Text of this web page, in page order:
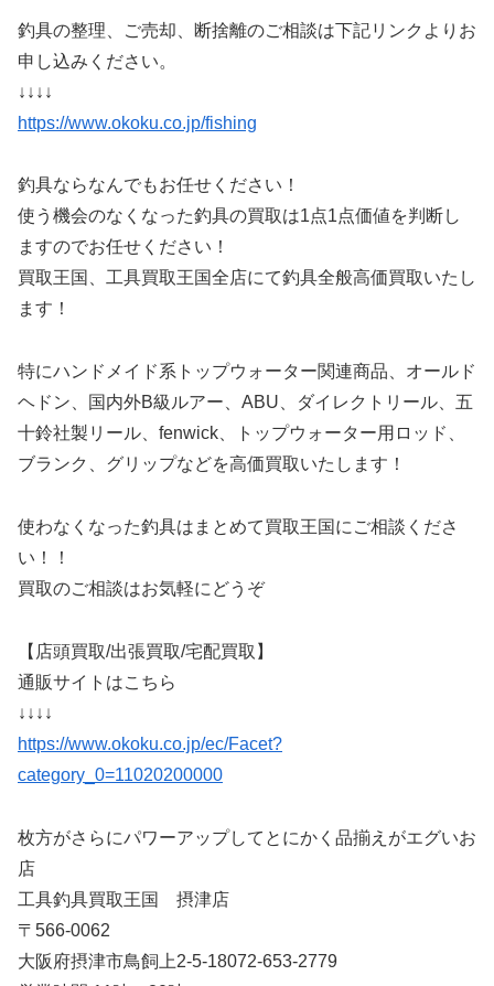
釣具の整理、ご売却、断捨離のご相談は下記リンクよりお
申し込みください。
↓↓↓↓
https://www.okoku.co.jp/fishing
釣具ならなんでもお任せください！
使う機会のなくなった釣具の買取は1点1点価値を判断し
ますのでお任せください！
買取王国、工具買取王国全店にて釣具全般高価買取いたし
ます！
特にハンドメイド系トップウォーター関連商品、オールド
ヘドン、国内外B級ルアー、ABU、ダイレクトリール、五
十鈴社製リール、fenwick、トップウォーター用ロッド、
ブランク、グリップなどを高価買取いたします！
使わなくなった釣具はまとめて買取王国にご相談くださ
い！！
買取のご相談はお気軽にどうぞ
【店頭買取/出張買取/宅配買取】
通販サイトはこちら
↓↓↓↓
https://www.okoku.co.jp/ec/Facet?
category_0=11020200000
枚方がさらにパワーアップしてとにかく品揃えがエグいお
店
工具釣具買取王国 摂津店
〒566-0062
大阪府摂津市鳥飼上2-5-18072-653-2779